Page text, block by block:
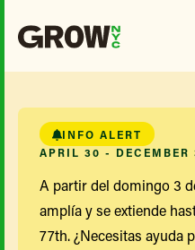
INFO ALERT
APRIL 30 - DECEMBER
A partir del domingo 3
amplía y se extiende
77th. ¿Necesitas ayuda